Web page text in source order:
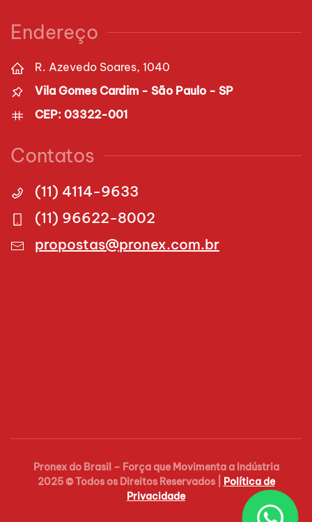
Endereço
R. Azevedo Soares, 1040
Vila Gomes Cardim - São Paulo - SP
CEP: 03322-001
Contatos
(11) 4114-9633
(11) 96622-8002
propostas@pronex.com.br
Pronex do Brasil – Força que Movimenta a Indústria
2025 © Todos os Direitos Reservados | Política de
Privacidade